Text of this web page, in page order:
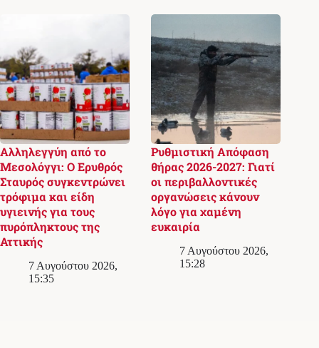
Αλληλεγγύη από το
Μεσολόγγι: Ο Ερυθρός
Σταυρός συγκεντρώνει
τρόφιμα και είδη
υγιεινής για τους
πυρόπληκτους της
Αττικής
7 Αυγούστου 2026,
15:35
Ρυθμιστική Απόφαση
θήρας 2026-2027: Γιατί
οι περιβαλλοντικές
οργανώσεις κάνουν
λόγο για χαμένη
ευκαιρία
7 Αυγούστου 2026,
15:28